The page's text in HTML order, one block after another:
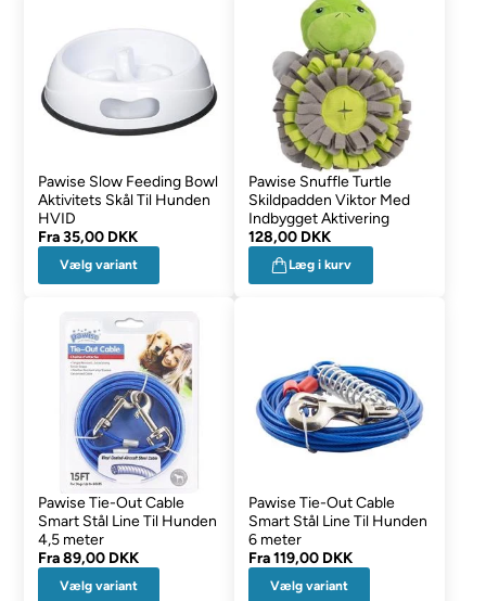
Pawise Slow Feeding Bowl
Aktivitets Skål Til Hunden
HVID
Fra35,00 DKK
Vælg variant
Pawise Snuffle Turtle
Skildpadden Viktor Med
Indbygget Aktivering
128,00 DKK
Læg i kurv
Pawise Tie-Out Cable
Smart Stål Line Til Hunden
4,5 meter
Fra89,00 DKK
Vælg variant
Pawise Tie-Out Cable
Smart Stål Line Til Hunden
6 meter
Fra119,00 DKK
Vælg variant